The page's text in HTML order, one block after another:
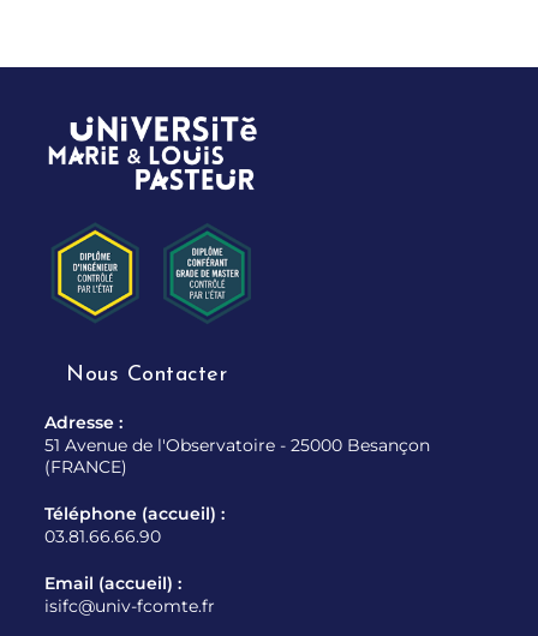
Nous Contacter
Adresse :
51 Avenue de l'Observatoire - 25000 Besançon
(FRANCE)
Téléphone (accueil) :
03.81.66.66.90
Email (accueil) :
isifc@univ-fcomte.fr